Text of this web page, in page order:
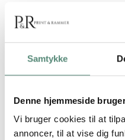
Samtykke
Denne hjemmeside
Vi bruger cookies til at
annoncer, til at vise dig
Bar Icons – Dirty Martini
stemningsfuld og stiliseret
varme farver som rød,